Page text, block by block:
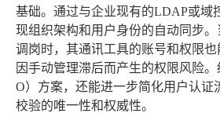
基础。通过与企业现有的LDAP或域
现组织架构和用户身份的自动同步
调岗时，其通讯工具的账号和权限
因手动管理滞后而产生的权限风险。
O）方案，还能进一步简化用户认证
校验的唯一性和权威性。